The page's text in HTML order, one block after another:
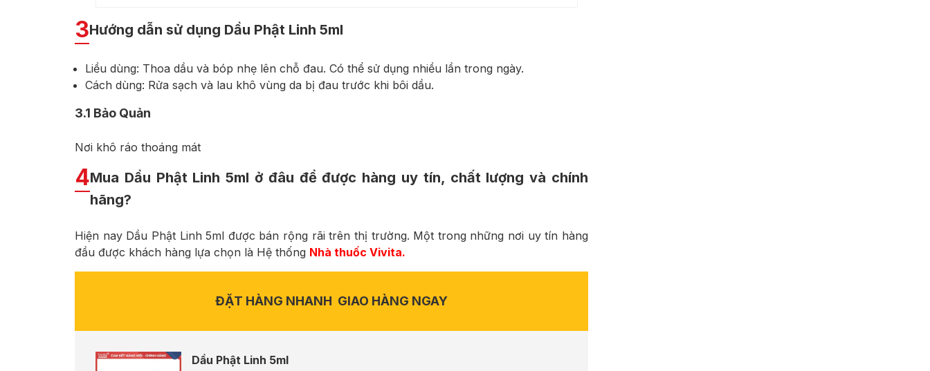
3Hướng dẫn sử dụng Dầu Phật Linh 5ml
Liều dùng: Thoa dầu và bóp nhẹ lên chỗ đau. Có thể sử dụng nhiều lần trong ngày.
Cách dùng: Rửa sạch và lau khô vùng da bị đau trước khi bôi dầu.
3.1 Bảo Quản
Nơi khô ráo thoáng mát
4Mua Dầu Phật Linh 5ml ở đâu để được hàng uy tín, chất lượng và chính
hãng?
Hiện nay Dầu Phật Linh 5ml được bán rộng rãi trên thị trường. Một trong những nơi uy tín hàng
đầu được khách hàng lựa chọn là Hệ thống Nhà thuốc Vivita.
ĐẶT HÀNG NHANH GIAO HÀNG NGAY
Dầu Phật Linh 5ml